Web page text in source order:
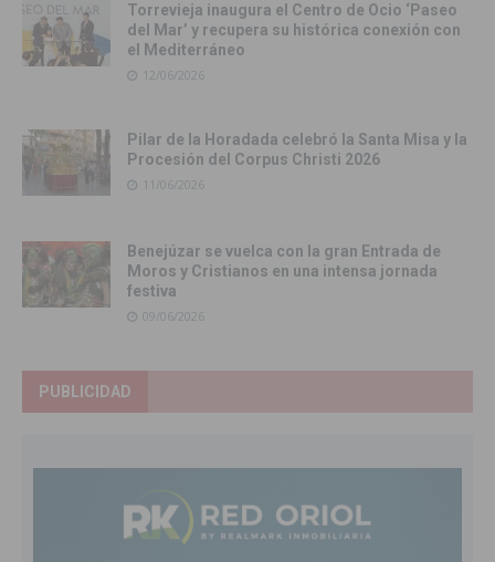
Torrevieja inaugura el Centro de Ocio ‘Paseo
del Mar’ y recupera su histórica conexión con
el Mediterráneo
12/06/2026
Pilar de la Horadada celebró la Santa Misa y la
Procesión del Corpus Christi 2026
11/06/2026
Benejúzar se vuelca con la gran Entrada de
Moros y Cristianos en una intensa jornada
festiva
09/06/2026
PUBLICIDAD